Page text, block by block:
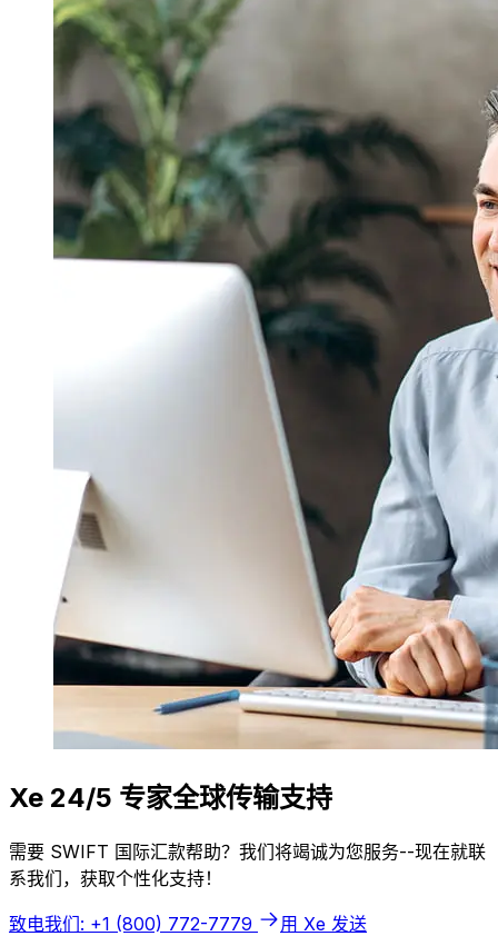
Xe 24/5 专家全球传输支持
需要 SWIFT 国际汇款帮助？我们将竭诚为您服务--现在就联
系我们，获取个性化支持！
致电我们: +1 (800) 772-7779 用 Xe 发送